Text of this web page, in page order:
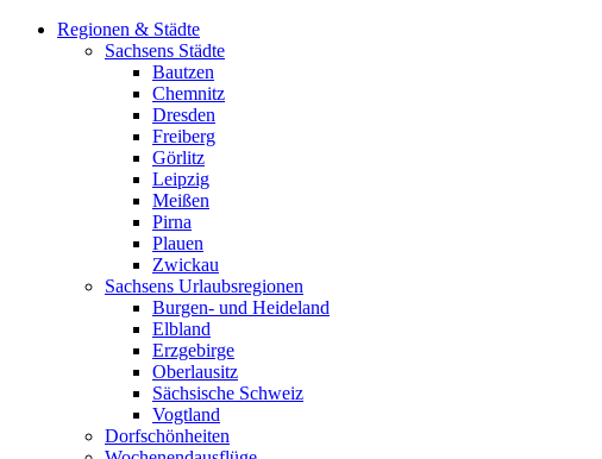
Regionen & Städte
Sachsens Städte
Bautzen
Chemnitz
Dresden
Freiberg
Görlitz
Leipzig
Meißen
Pirna
Plauen
Zwickau
Sachsens Urlaubsregionen
Burgen- und Heideland
Elbland
Erzgebirge
Oberlausitz
Sächsische Schweiz
Vogtland
Dorfschönheiten